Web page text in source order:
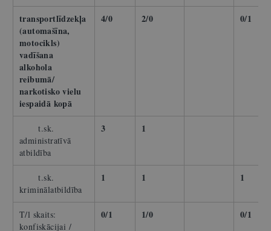
transportlīdzekļa
(automašīna,
motocikls)
vadīšana
alkohola
reibumā/
narkotisko vielu
iespaidā kopā
4/0 2/0 0/1
t.sk.
administratīvā
atbildība
3 1
t.sk.
kriminālatbildība
1 1 1
T/l skaits:
konfiskācijai /
0/1 1/0 0/1